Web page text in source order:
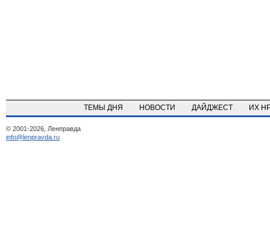
ТЕМЫ ДНЯ НОВОСТИ ДАЙДЖЕСТ ИХ
© 2001-2026, Ленправда
info@lenpravda.ru